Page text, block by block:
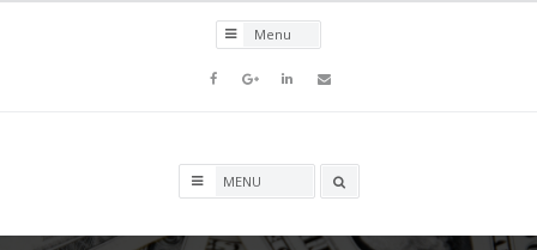
FacebookGoolge+LinkedIn